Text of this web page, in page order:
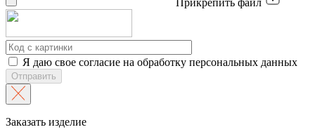
Прикрепить файл
Я даю свое согласие на обработку персональных данных
Отправить
Заказать изделие